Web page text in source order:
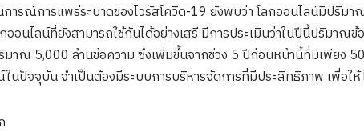
รณ์การแพร่ระบาดของไวรัสโควิด-19 ยังพบว่า โลกออนไลน์มีปริมา
อนไลน์ที่ยังสามารถใช้กันได้อย่างเสรี มีการประเมินว่าในปีนี้ปริมาณ
าณ 5,000 ล้านข้อความ ซึ่งเพิ่มขึ้นจากช่วง 5 ปีก่อนหน้านี้ที่มีเพียง
นปัจจุบัน จำเป็นต้องมีระบบการบริหารจัดการที่มีประสิทธิภาพ เพื่อใ